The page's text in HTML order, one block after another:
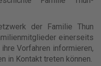
der Familie Thun
einerseits
Vorfahren informieren,
in Kontakt treten können.